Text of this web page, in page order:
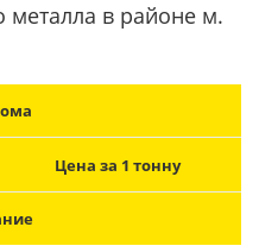
в районе м.
Цена за 1 тонну